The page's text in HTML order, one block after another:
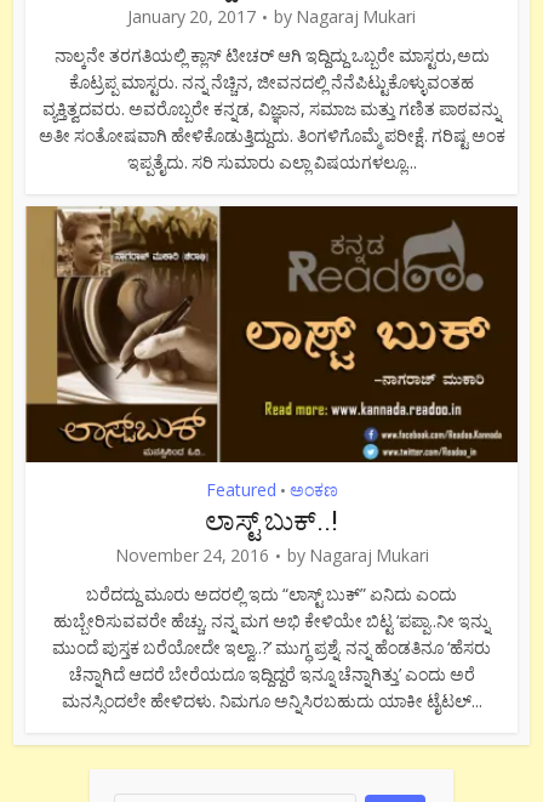
January 20, 2017 by Nagaraj Mukari
ನಾಲ್ಕನೇ ತರಗತಿಯಲ್ಲಿ ಕ್ಲಾಸ್ ಟೀಚರ್ ಆಗಿ ಇದ್ದಿದ್ದು ಒಬ್ಬರೇ ಮಾಸ್ಟರು,ಅದು
ಕೊಟ್ರಪ್ಪ ಮಾಸ್ಟರು. ನನ್ನ ನೆಚ್ಚಿನ, ಜೀವನದಲ್ಲಿ ನೆನೆಪಿಟ್ಟುಕೊಳ್ಳುವಂತಹ
ವ್ಯಕ್ತಿತ್ವದವರು. ಅವರೊಬ್ಬರೇ ಕನ್ನಡ, ವಿಜ್ಞಾನ, ಸಮಾಜ ಮತ್ತು ಗಣಿತ ಪಾಠವನ್ನು
ಅತೀ ಸಂತೋಷವಾಗಿ ಹೇಳಿಕೊಡುತ್ತಿದ್ದುದು. ತಿಂಗಳಿಗೊಮ್ಮೆ ಪರೀಕ್ಷೆ. ಗರಿಷ್ಟ ಅಂಕ
ಇಪ್ಪತೈದು. ಸರಿ ಸುಮಾರು ಎಲ್ಲಾ ವಿಷಯಗಳಲ್ಲೂ...
Featured • ಅಂಕಣ
ಲಾಸ್ಟ್ ಬುಕ್..!
November 24, 2016 by Nagaraj Mukari
ಬರೆದದ್ದು ಮೂರು ಅದರಲ್ಲಿ ಇದು “ಲಾಸ್ಟ್ ಬುಕ್” ಏನಿದು ಎಂದು
ಹುಬ್ಬೇರಿಸುವವರೇ ಹೆಚ್ಚು. ನನ್ನ ಮಗ ಅಭಿ ಕೇಳಿಯೇ ಬಿಟ್ಟ ‘ಪಪ್ಪಾ..ನೀ ಇನ್ನು
ಮುಂದೆ ಪುಸ್ತಕ ಬರೆಯೋದೇ ಇಲ್ವಾ..?’ ಮುಗ್ಧ ಪ್ರಶ್ನೆ. ನನ್ನ ಹೆಂಡತಿನೂ ‘ಹೆಸರು
ಚೆನ್ನಾಗಿದೆ ಆದರೆ ಬೇರೆಯದೂ ಇದ್ದಿದ್ದರೆ ಇನ್ನೂ ಚೆನ್ನಾಗಿತ್ತು’ ಎಂದು ಅರೆ
ಮನಸ್ಸಿಂದಲೇ ಹೇಳಿದಳು. ನಿಮಗೂ ಅನ್ನಿಸಿರಬಹುದು ಯಾಕೀ ಟೈಟಲ್...